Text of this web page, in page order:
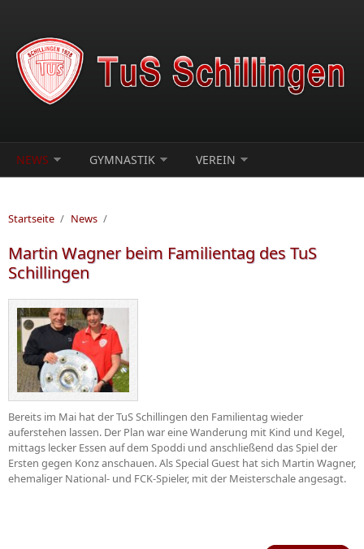
NEWS GYMNASTIK VEREIN
Startseite / News /
Martin Wagner beim Familientag des TuS
Schillingen
Bereits im Mai hat der TuS Schillingen den Familientag wieder
auferstehen lassen. Der Plan war eine Wanderung mit Kind und Kegel,
mittags lecker Essen auf dem Spoddi und anschließend das Spiel der
Ersten gegen Konz anschauen. Als Special Guest hat sich Martin Wagner,
ehemaliger National- und FCK-Spieler, mit der Meisterschale angesagt.